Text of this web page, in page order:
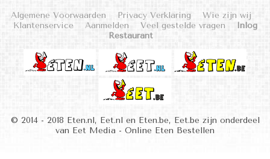
Algemene Voorwaarden Privacy Verklaring
Wie zijn wij
Klantenservice
Aanmelden Veel gestelde vragen
Inlog
Restaurant
© 2014 - 2018 Eten.nl, Eet.nl en Eten.be, Eet.be zijn onderdeel
van Eet Media - Online Eten Bestellen